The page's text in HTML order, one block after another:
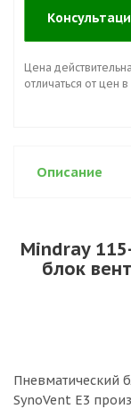
Цена
отличаться от цен
Описание
Mindray
блок
Пневматический
SynoVent E3